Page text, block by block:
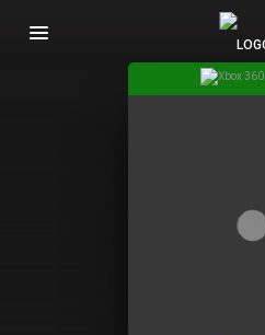
Basculer